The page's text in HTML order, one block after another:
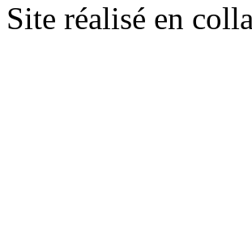
Site réalisé en